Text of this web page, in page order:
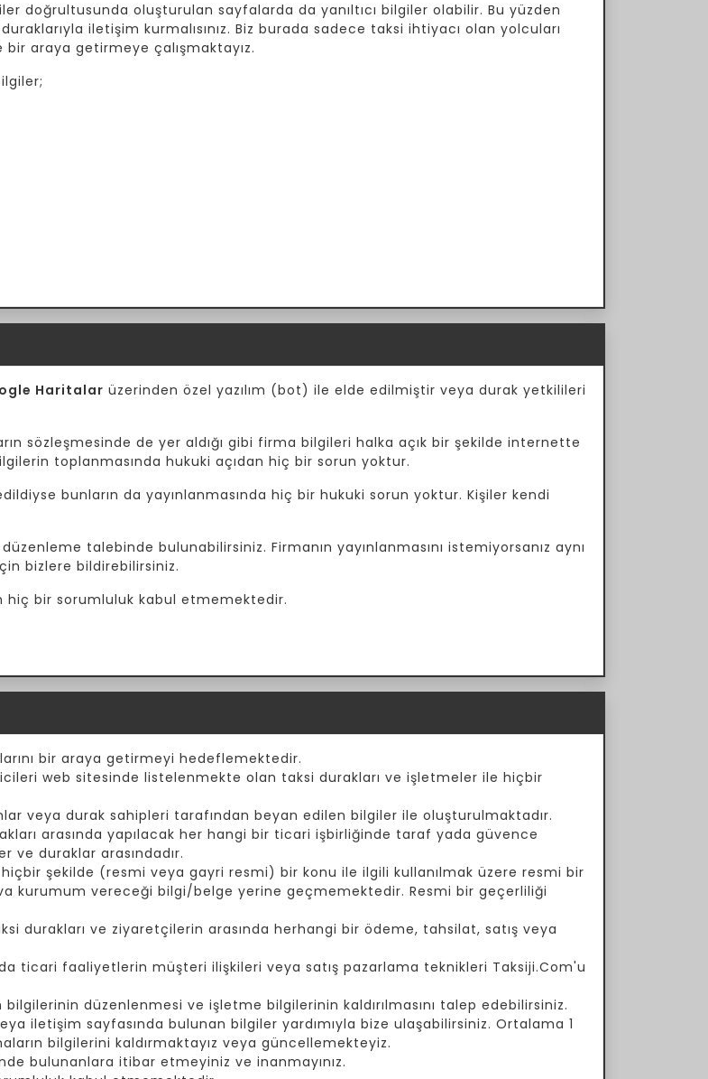
doğrultusunda oluşturulan sayfalarda da yanıltıcı bilgiler olabilir. Bu yüzden
duraklarıyla iletişim kurmalısınız. Biz burada sadece taksi ihtiyacı olan yolcuları
araya getirmeye çalışmaktayız.
Haritalar üzerinden özel yazılım (bot) ile elde edilmiştir veya durak yetkilileri
sözleşmesinde de yer aldığı gibi firma bilgileri halka açık bir şekilde internette
toplanmasında hukuki açıdan hiç bir sorun yoktur.
bunların da yayınlanmasında hiç bir hukuki sorun yoktur. Kişiler kendi
talebinde bulunabilirsiniz. Firmanın yayınlanmasını istemiyorsanız aynı
bizlere bildirebilirsiniz.
hiç bir sorumluluk kabul etmemektedir.
bir araya getirmeyi hedeflemektedir.
web sitesinde listelenmekte olan taksi durakları ve işletmeler ile hiçbir
veya durak sahipleri tarafından beyan edilen bilgiler ile oluşturulmaktadır.
arasında yapılacak her hangi bir ticari işbirliğinde taraf yada güvence
ve duraklar arasındadır.
şekilde (resmi veya gayri resmi) bir konu ile ilgili kullanılmak üzere resmi bir
kurumum vereceği bilgi/belge yerine geçmemektedir. Resmi bir geçerliliği
durakları ve ziyaretçilerin arasında herhangi bir ödeme, tahsilat, satış veya
ticari faaliyetlerin müşteri ilişkileri veya satış pazarlama teknikleri Taksiji.Com'u
düzenlenmesi ve işletme bilgilerinin kaldırılmasını talep edebilirsiniz.
iletişim sayfasında bulunan bilgiler yardımıyla bize ulaşabilirsiniz. Ortalama 1
bilgilerini kaldırmaktayız veya güncellemekteyiz.
bulunanlara itibar etmeyiniz ve inanmayınız.